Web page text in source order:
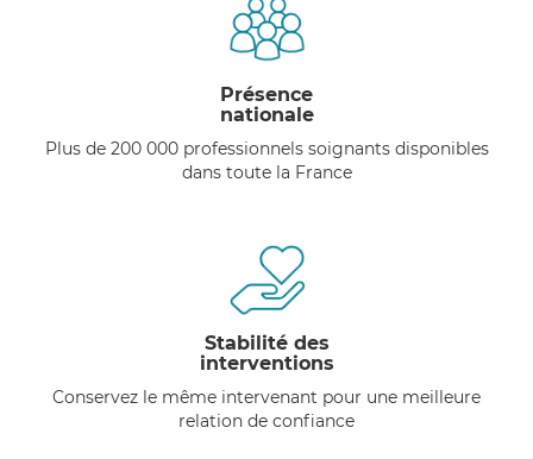
Présence
nationale
Plus de 200 000 professionnels soignants disponibles
dans toute la France
Stabilité des
interventions
Conservez le même intervenant pour une meilleure
relation de confiance